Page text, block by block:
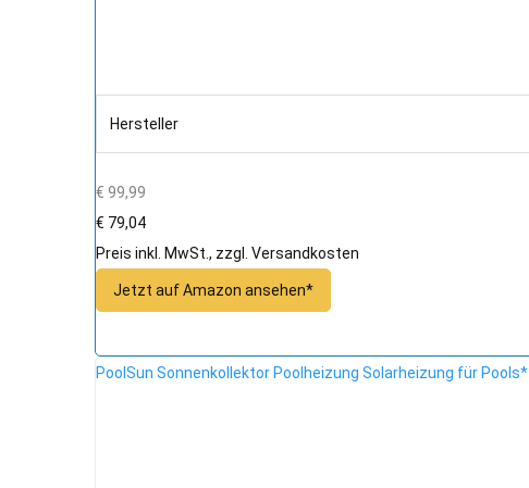
Hersteller
€ 99,99
€ 79,04
Preis inkl. MwSt., zzgl. Versandkosten
Jetzt auf Amazon ansehen*
PoolSun Sonnenkollektor Poolheizung Solarheizung für Pools*